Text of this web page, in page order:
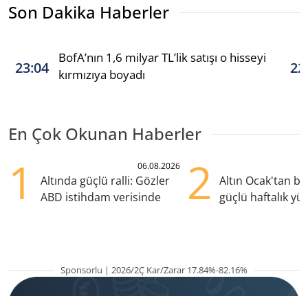
Son Dakika Haberler
23:04
BofA’nın 1,6 milyar TL’lik satışı o hisseyi
kırmızıya boyadı
En Çok Okunan Haberler
1 06.08.2026
Altında güçlü ralli: Gözler
ABD istihdam verisinde
2
Altın Ocak'tan
güçlü haftalık
Sponsorlu | 2026/2Ç Kar/Zarar 17.84%-82.16%